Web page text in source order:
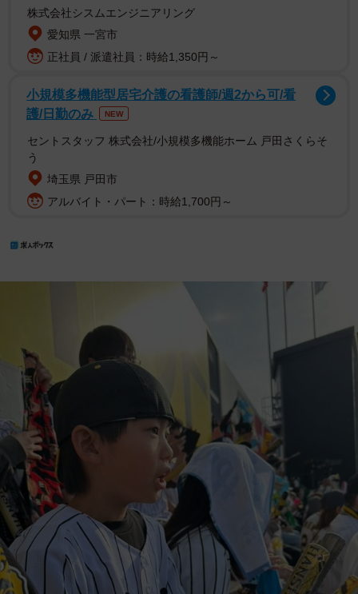
株式会社シスムエンジニアリング
愛知県 一宮市
正社員 / 派遣社員：時給1,350円～
小規模多機能型居宅介護の看護師/週2から可/看
護/日勤のみ
NEW
セントスタッフ 株式会社/小規模多機能ホーム 戸田さくらそ
う
埼玉県 戸田市
アルバイト・パート：時給1,700円～